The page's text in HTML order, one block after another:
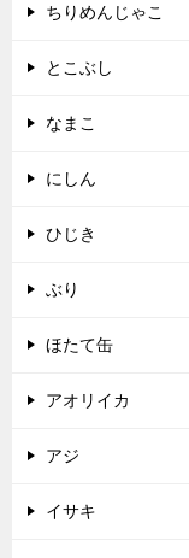
ちりめんじゃこ
とこぶし
なまこ
にしん
ひじき
ぶり
ほたて缶
アオリイカ
アジ
イサキ